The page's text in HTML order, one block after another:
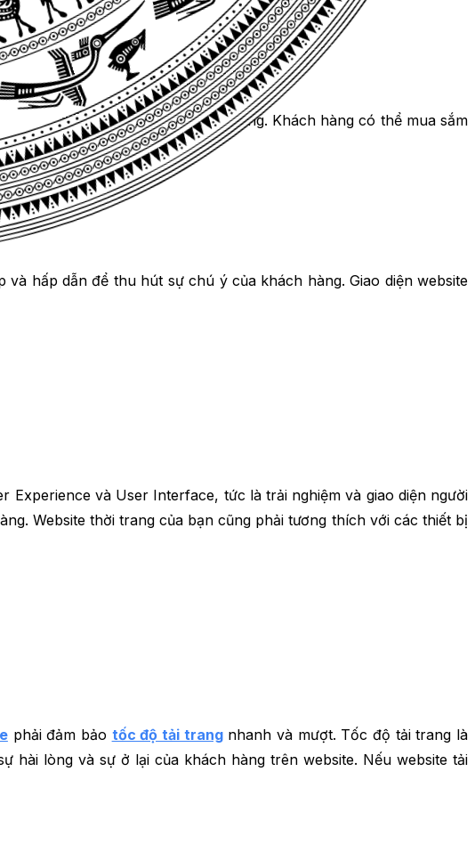
việc mở cửa hay đóng cửa cửa hàng. Khách hàng có thể mua sắm
và hấp dẫn để thu hút sự chú ý của khách hàng. Giao diện website
Experience và User Interface, tức là trải nghiệm và giao diện người
Website thời trang của bạn cũng phải tương thích với các thiết bị
phải đảm bảo tốc độ tải trangnhanh và mượt. Tốc độ tải trang là
hài lòng và sự ở lại của khách hàng trên website. Nếu website tải